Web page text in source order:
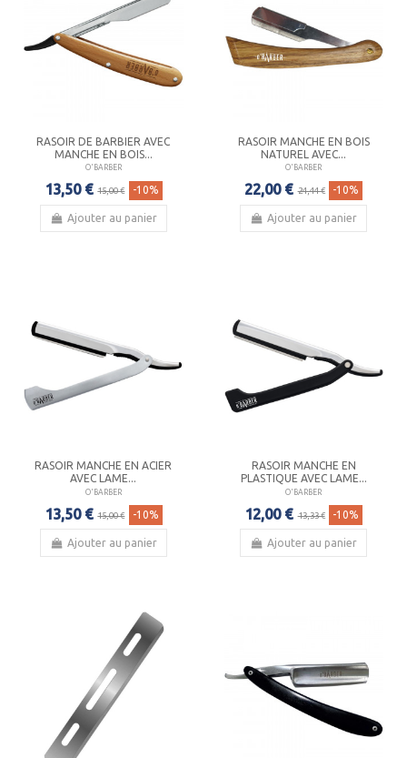
RASOIR DE BARBIER AVEC
MANCHE EN BOIS...
O'BARBER
13,50 € 15,00 € -10%
Ajouter au panier
RASOIR MANCHE EN BOIS
NATUREL AVEC...
O'BARBER
22,00 € 24,44 € -10%
Ajouter au panier
RASOIR MANCHE EN ACIER
AVEC LAME...
O'BARBER
13,50 € 15,00 € -10%
Ajouter au panier
RASOIR MANCHE EN
PLASTIQUE AVEC LAME...
O'BARBER
12,00 € 13,33 € -10%
Ajouter au panier